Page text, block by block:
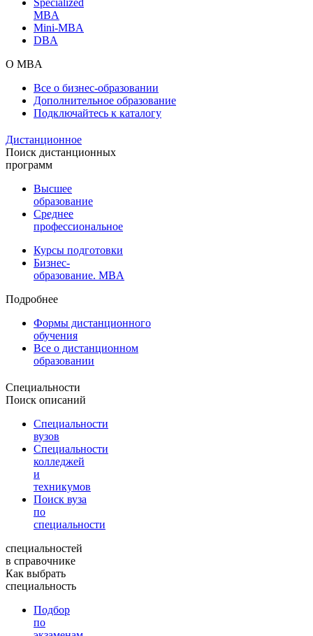
MBA
Mini-MBA
DBA
О MBA
Все о бизнес-образовании
Дополнительное образование
Подключайтесь к каталогу
Дистанционное
Поиск дистанционных
программ
Высшее
образование
Среднее
профессиональное
Курсы подготовки
Бизнес-
образование. MBA
Подробнее
Формы дистанционного
обучения
Все о дистанционном
образовании
Специальности
Поиск описаний
Специальности
вузов
Специальности
колледжей
и
техникумов
Поиск вуза
по
специальности
специальностей
в справочнике
Как выбрать
специальность
Подбор
по